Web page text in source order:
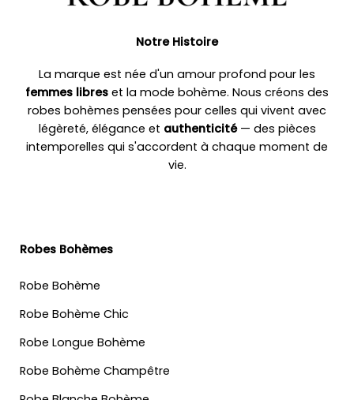
Notre Histoire
La marque est née d'un amour profond pour les
femmes libres et la mode bohème. Nous créons des
robes bohèmes pensées pour celles qui vivent avec
légèreté, élégance et authenticité— des pièces
intemporelles qui s'accordent à chaque moment de
vie.
Robes Bohèmes
Robe Bohème
Robe Bohème Chic
Robe Longue Bohème
Robe Bohème Champêtre